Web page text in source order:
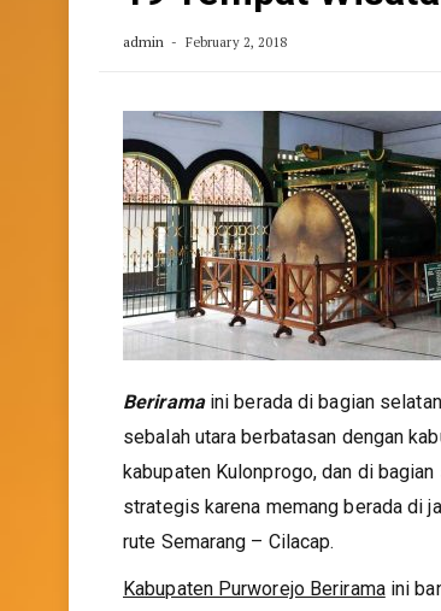
admin February 2, 2018
Beriramaini berada di bagian
sebalah utara berbatasan dengan
kabupaten Kulonprogo, dan di
strategis karena memang berada di
rute Semarang – Cilacap.
Kabupaten Purworejo Beriramaini